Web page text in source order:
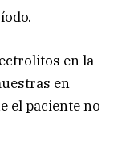
en la
en
el paciente no